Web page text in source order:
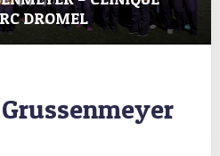
DROMEL